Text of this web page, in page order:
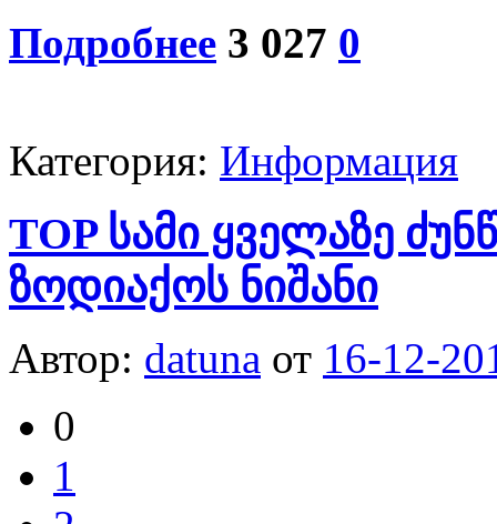
Подробнее 3 027 0
Категория: Информация
TOP სამი ყველაზე
ზოდიაქოს ნიშანი
Автор: datuna от 16-12-
0
1